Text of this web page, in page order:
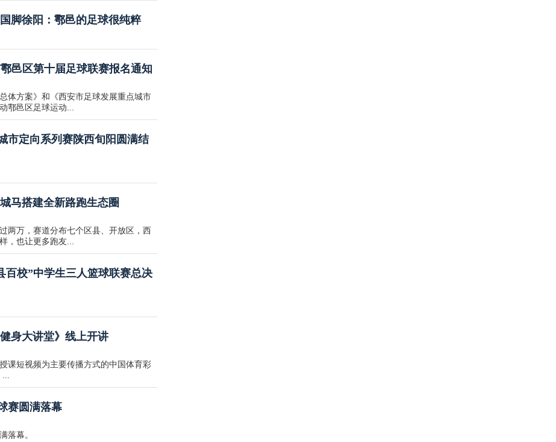
脚徐阳：鄠邑的足球很纯粹
邑区第十届足球联赛报名通知
体方案》和《西安市足球发展重点城市
鄠邑区足球运动...
市定向系列赛陕西旬阳圆满结
马搭建全新路跑生态圈
两万，赛道分布七个区县、开放区，西
，也让更多跑友...
百校”中学生三人篮球联赛总决
身大讲堂》线上开讲
课短视频为主要传播方式的中国体育彩
赛圆满落幕
落幕。